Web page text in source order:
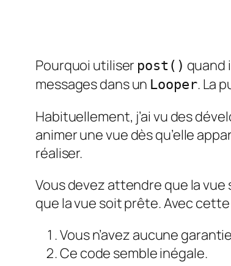
Pourquoi utiliser post() quand
messages dans un Looper. La
Habituellement, j’ai vu des
animer une vue dès qu’elle
réaliser.
Vous devez attendre que la vue
que la vue soit prête. Avec
Vous n’avez aucune
Ce code semble inégale.